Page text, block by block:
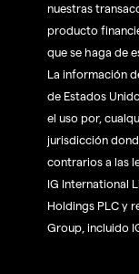
nuestras
producto
que se haga de
La información
de Estados
el uso por,
jurisdicción
contrarios a las
IG International
Holdings PLC y
Group, incluido